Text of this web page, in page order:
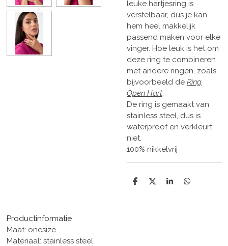
leuke hartjesring is
verstelbaar, dus je kan
hem heel makkelijk
passend maken voor elke
vinger. Hoe leuk is het om
deze ring te combineren
met andere ringen, zoals
bijvoorbeeld de Ring
Open Hart.
De ring is gemaakt van
stainless steel, dus is
waterproof en verkleurt
niet.
100% nikkelvrij
D
D
S
D
Productinformatie
Maat: onesize
Materiaal: stainless steel